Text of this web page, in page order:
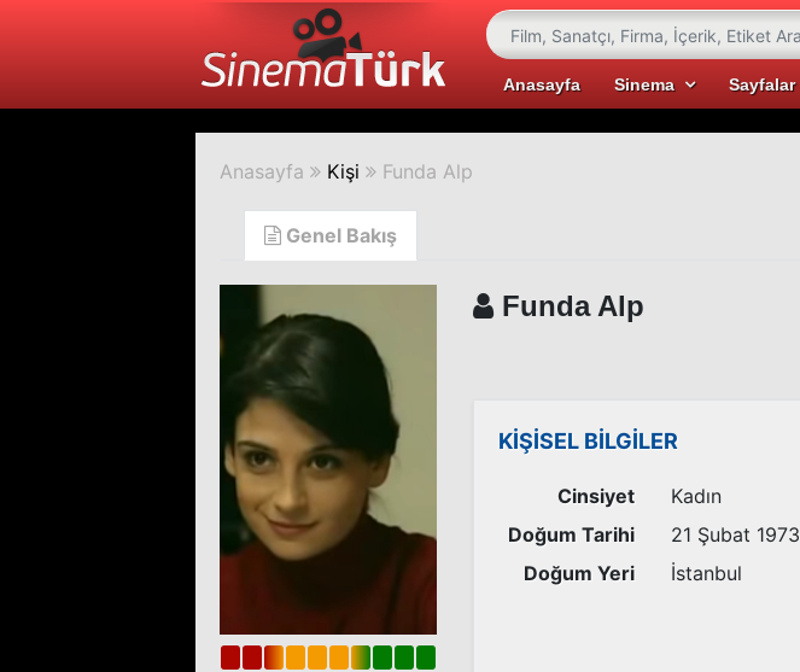
Anasayfa Sinema Sayfalar
Anasayfa Kişi Funda Alp
Genel Bakış
Funda Alp
KİŞİSEL BİLGİLER
Cinsiyet
Kadın
Doğum Tarihi
21 Şubat 1973
Doğum Yeri
İstanbul